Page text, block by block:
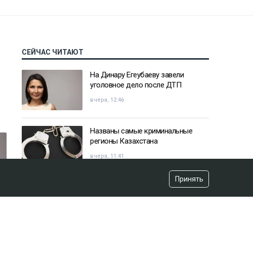
СЕЙЧАС ЧИТАЮТ
На Динару Егеубаеву завели
уголовное дело после ДТП
вчера, 12:46
Названы самые криминальные
регионы Казахстана
вчера, 11:41
Казахстанец пожаловался
Жапарову после остановки на
Принять